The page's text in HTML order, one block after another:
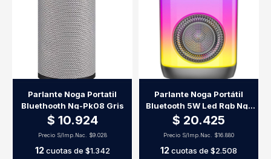
Parlante Noga Portatil
Bluethooth Ng-Pk08 Gris
$ 10.924
Precio S/Imp.Nac. $9.028
12cuotas de $1.342
Parlante Noga Portátil
Bluetooth 5W Led Rgb Ng-
Bt640 Con Manija Y Mic In
$ 20.425
Precio S/Imp.Nac. $16.880
12cuotas de $2.508